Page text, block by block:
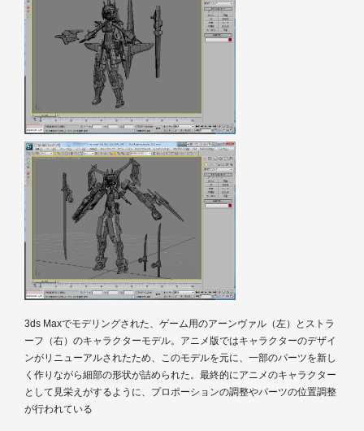
3ds Maxでモデリングされた、ゲーム用のアーンヴァル（左）とストラ
ーフ（右）のキャラクターモデル。アニメ版ではキャラクターのデザイ
ンがリニューアルされたため、このモデルを元に、一部のパーツを新し
く作りながら細部の形状が詰められた。最終的にアニメのキャラクター
として見栄えがするように、プロポーションの調整やパーツの位置調整
が行われている